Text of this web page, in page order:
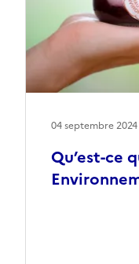
Qu’est-ce
04 septembre 2024